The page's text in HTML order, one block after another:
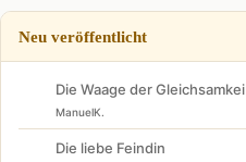
Neu veröffentlicht
Die Waage der Gleichsamkei
ManuelK.
Die liebe Feindin